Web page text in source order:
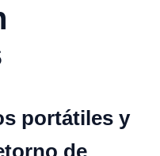
portátiles y
de